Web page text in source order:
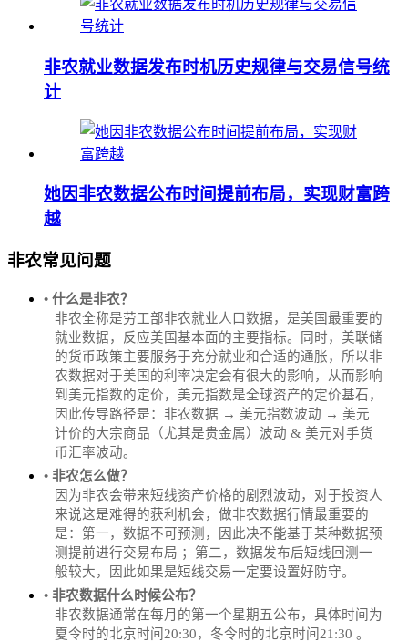
非农就业数据发布时机历史规律与交易信号统
计
她因非农数据公布时间提前布局，实现财富跨
越
非农常见问题
• 什么是非农？
非农全称是劳工部非农就业人口数据，是美国最重要的
就业数据，反应美国基本面的主要指标。同时，美联储
的货币政策主要服务于充分就业和合适的通胀，所以非
农数据对于美国的利率决定会有很大的影响，从而影响
到美元指数的定价，美元指数是全球资产的定价基石，
因此传导路径是：非农数据 → 美元指数波动 → 美元
计价的大宗商品（尤其是贵金属）波动 & 美元对手货
币汇率波动。
• 非农怎么做？
因为非农会带来短线资产价格的剧烈波动，对于投资人
来说这是难得的获利机会，做非农数据行情最重要的
是：第一，数据不可预测，因此决不能基于某种数据预
测提前进行交易布局 ；第二，数据发布后短线回测一
般较大，因此如果是短线交易一定要设置好防守。
• 非农数据什么时候公布？
‌非农数据通常在每月的第一个星期五公布，具体时间为
夏令时的北京时间20:30，冬令时的北京时间21:30‌‌ 。